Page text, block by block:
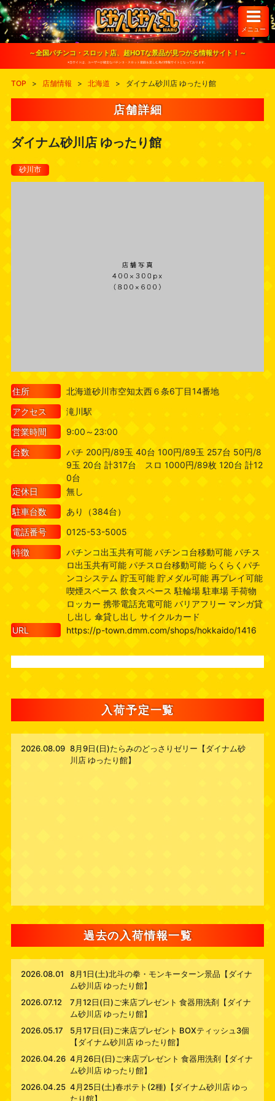
S
k
i
o
メニュー
～全国パチンコ・スロット店、超HOTな景品が見つかる情報サイト！～
※当サイトは、ユーザーが健全なパチンコ・スロット遊戯を楽しむ為の情報サイトとなっております。
TOP > 店舗情報 > 北海道 > ダイナム砂川店 ゆったり館
店舗詳細
ダイナム砂川店 ゆったり館
砂川市
住所
北海道砂川市空知太西６条6丁目14番地
アクセス
滝川駅
営業時間
9:00～23:00
台数
パチ 200円/89玉 40台 100円/89玉 257台 50円/8
9玉 20台 計317台 スロ 1000円/89枚 120台 計12
0台
定休日
無し
駐車台数
あり（384台）
電話番号
0125-53-5005
特徴
パチンコ出玉共有可能 パチンコ台移動可能 パチス
ロ出玉共有可能 パチスロ台移動可能 らくらくパチ
ンコシステム 貯玉可能 貯メダル可能 再プレイ可能
喫煙スペース 飲食スペース 駐輪場 駐車場 手荷物
ロッカー 携帯電話充電可能 バリアフリー マンガ貸
し出し 傘貸し出し サイクルカード
URL
https://p-town.dmm.com/shops/hokkaido/1416
入荷予定一覧
2026.08.09 8月9日(日)たらみのどっさりゼリー【ダイナム砂
川店 ゆったり館】
過去の入荷情報一覧
2026.08.01
8月1日(土)北斗の拳・モンキーターン景品【ダイナ
ム砂川店 ゆったり館】
2026.07.12
7月12日(日)ご来店プレゼント 食器用洗剤【ダイナ
ム砂川店 ゆったり館】
2026.05.17
5月17日(日)ご来店プレゼント BOXティッシュ3個
【ダイナム砂川店 ゆったり館】
2026.04.26 4月26日(日)ご来店プレゼント 食器用洗剤【ダイナ
ム砂川店 ゆったり館】
2026.04.25 4月25日(土)春ポテト(2種)【ダイナム砂川店 ゆっ
たり館】